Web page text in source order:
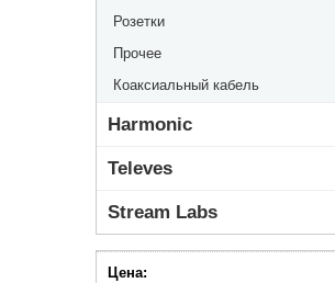
Розетки
Прочее
Коаксиальный кабель
Harmonic
Televes
Stream Labs
Цена: